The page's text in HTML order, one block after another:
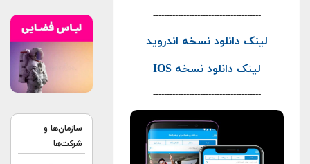
---------------------------------------
لینک دانلود نسخه اندروید
لینک دانلود نسخه IOS
---------------------------------------
سازمان‌ها و
شرکت‌ها